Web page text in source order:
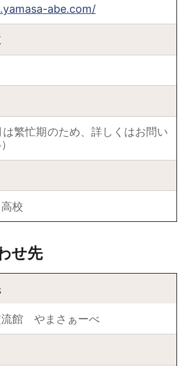
abe.com/
繁忙期のため、詳しくはお問い
校
せ先
流館 やまさぁーべ